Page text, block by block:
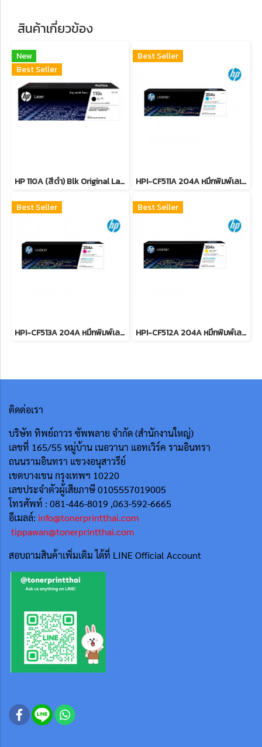
สินค้าเกี่ยวข้อง
New
Best Seller
HP 110A (สีดำ) Blk Original Laser Toner Crtg หมึกพิมพ์เลเซอร์เอชพี รับประกันศูนย์บริการของแท้แน่นอน
Best Seller
HPI-CF511A 204A หมึกพิมพ์เลเซอร์โทนเนอร์สีฟ้า รับประกันศูนย์บริการของแท้แน่นอน
Best Seller
HPI-CF513A 204A หมึกพิมพ์เลเซอร์โทนเนอร์สีแดง รับประกันศูนย์บริการของแท้แน่นอน
Best Seller
HPI-CF512A 204A หมึกพิมพ์เลเซอร์โทนเนอร์สีเหลือง รับประกันศูนย์บริการของแท้แน่นอน
ติดต่อเรา
บริษัท ทิพย์ถาวร ซัพพลาย จำกัด (สำนักงานใหญ่)
เลขที่ 165/55 หมู่บ้าน เนอวานา แอทเวิร์ค รามอินทรา
ถนนรามอินทรา แขวงอนุสาวรีย์
เขตบางเขน กรุงเทพฯ 10220
เลขประจำตัวผู้เสียภาษี 0105557019005
โทรศัพท์ : 081-446-8019 ,063-592-6665
อีเมลล์: info@tonerprintthai.com
tippawan@tonerprintthai.com
สอบถามสินค้าเพิ่มเติม ได้ที่ LINE Official Account